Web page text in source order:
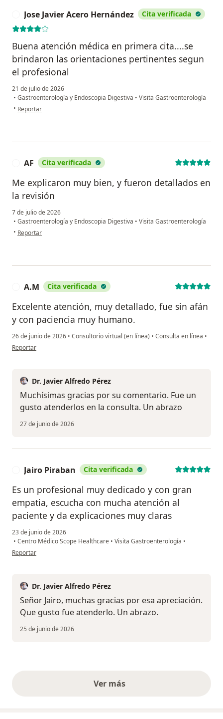
Jose Javier Acero Hernández Cita verificada
Buena atención médica en primera cita....se
brindaron las orientaciones pertinentes segun
el profesional
21 de julio de 2026
• Gastroenterología y Endoscopia Digestiva • Visita Gastroenterología
• en opinión del usuario Jose Javier Acero Hernández
Reportar
AF Cita verificada
Me explicaron muy bien, y fueron detallados en
la revisión
7 de julio de 2026
• Gastroenterología y Endoscopia Digestiva • Visita Gastroenterología
• en opinión del usuario AF
Reportar
A.M Cita verificada
Excelente atención, muy detallado, fue sin afán
y con paciencia muy humano.
26 de junio de 2026 • Consultorio virtual (en línea) • Consulta en línea •
en opinión del usuario A.M
Reportar
Dr. Javier Alfredo Pérez
Muchísimas gracias por su comentario. Fue un
gusto atenderlos en la consulta. Un abrazo
27 de junio de 2026
Jairo Piraban Cita verificada
Es un profesional muy dedicado y con gran
empatia, escucha con mucha atención al
paciente y da explicaciones muy claras
23 de junio de 2026
• Centro Médico Scope Healthcare • Visita Gastroenterología •
en opinión del usuario Jairo Piraban
Reportar
Dr. Javier Alfredo Pérez
Señor Jairo, muchas gracias por esa apreciación.
Que gusto fue atenderlo. Un abrazo.
25 de junio de 2026
Ver másopiniones anteriores